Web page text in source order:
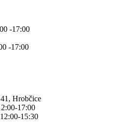
-17:00
-17:00
Hrobčice
17:00
15:30